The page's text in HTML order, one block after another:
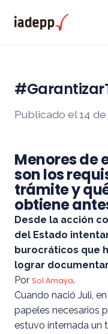
Publicado el 14
Menores de
son los
trámite y
obtiene
Desde la acción
del Estado
burocráticos que
lograr
Por Sol Amaya.
Cuando nació Juli,
papeles necesarios
estuvo internada un